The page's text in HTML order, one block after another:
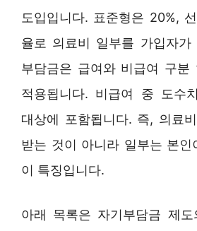
도입입니다. 표준형은 20%,
율로 의료비 일부를 가입자가
부담금은 급여와 비급여 구분
적용됩니다. 비급여 중 도수
대상에 포함됩니다. 즉, 의료
받는 것이 아니라 일부는 본
이 특징입니다.
아래 목록은 자기부담금 제